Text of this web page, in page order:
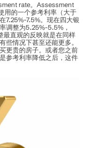
rate。Assessment
用的一个参考利率（大于
7.25%-7.5%。现在四大银
调整为5.25%-5.5%，
最直观的反映就是在同样
些情况下甚至还能更多。
更贵的房子。或者您之前
参考利率降低之后，这件